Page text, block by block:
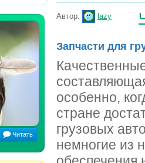
Читать
Автор: lazy
Запчасти для
особенно,
стране
грузовых
немногие из